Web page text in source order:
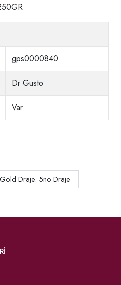
gps0000840
Dr Gusto
Var
Gold Draje. 5no Draje